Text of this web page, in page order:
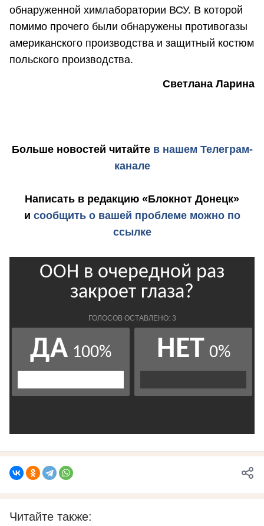
обнаруженной химлаборатории ВСУ. В которой
помимо прочего были обнаружены противогазы
американского производства и защитный костюм
польского производства.
Светлана Ларина
Больше новостей читайте в нашем Телеграм-
канале
Написать в редакцию «Блокнот Донецк»
и сообщить о вашей проблеме можно по
ссылке
Читайте также: